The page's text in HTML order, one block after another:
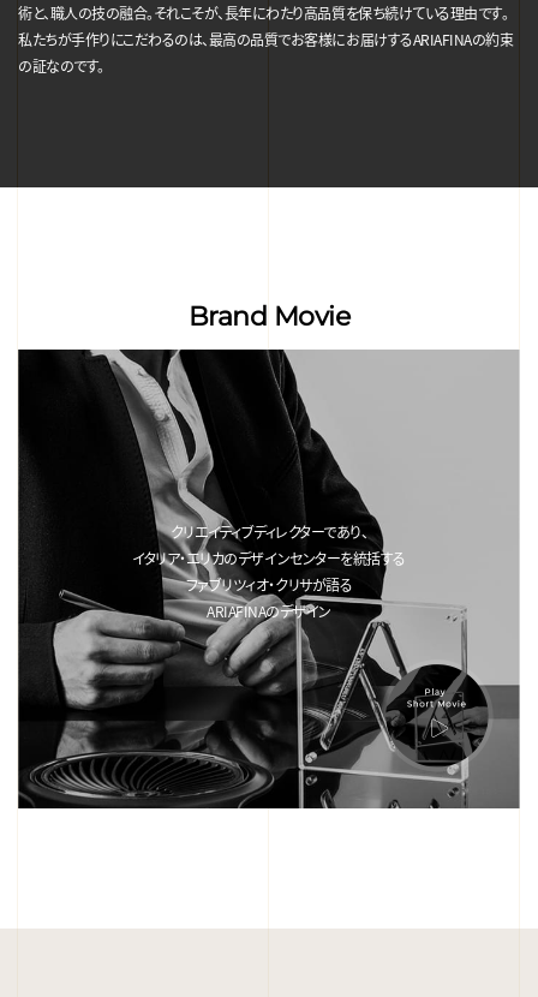
術と、職人の技の融合。それこそが、長年にわたり高品質を保ち続けている理由です。
私たちが手作りにこだわるのは、最高の品質でお客様にお届けするARIAFINAの約束
の証なのです。
Brand Movie
クリエイティブディレクターであり、
イタリア・エリカのデザインセンターを統括する
ファブリツィオ・クリサが語る
ARIAFINAのデザイン